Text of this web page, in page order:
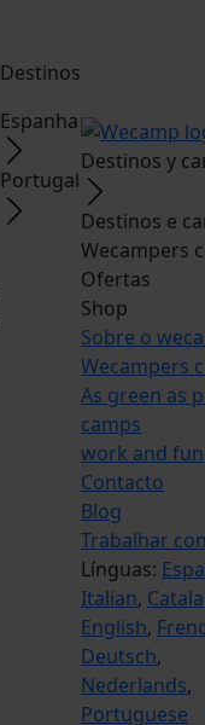
Destinos
Espanha
Portugal
Destinos y
Destinos e
Wecampers
Ofertas
Shop
Sobre o
Wecampers
As green as
camps
work and fun
Contacto
Blog
Trabalhar
Línguas:
Italian, Catala
English,
Deutsch,
Nederlands,
Portuguese